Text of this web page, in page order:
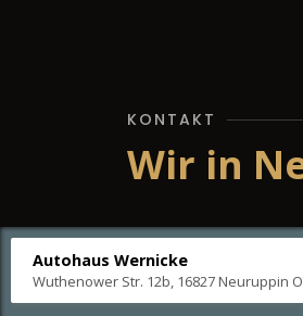
KONTAKT
Wir in
Autohaus Wernicke
Wuthenower Str. 12b, 16827 Neuruppin